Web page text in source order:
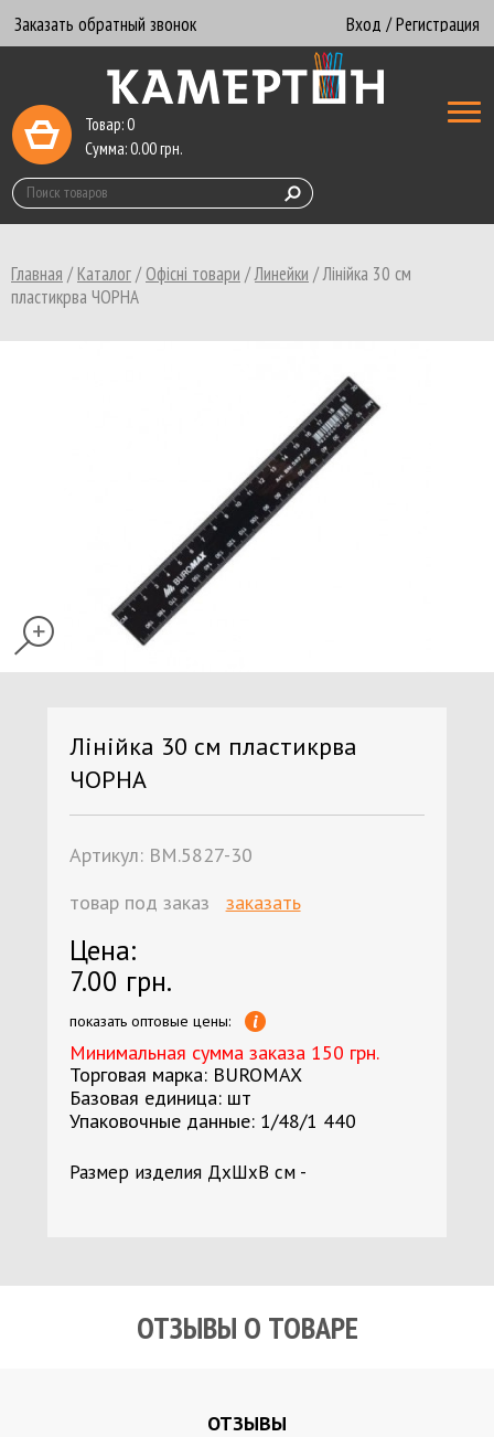
Заказать обратный звонок Вход / Регистрация
Товар:0
Сумма:0.00грн.
Главная /Каталог/Офісні товари /Линейки /Лінійка 30 см
пластикрва ЧОРНА
Лінійка 30 см пластикрва
ЧОРНА
Артикул:ВМ.5827-30
товар под заказ
заказать
Торговая марка: BUROMAX
Базовая единица: шт
Упаковочные данные: 1/48/1 440
Размер изделия ДхШхВ см -
Цена:
7.00 грн.
показать оптовые цены:
Минимальная сумма заказа 150 грн.
ОТЗЫВЫ О ТОВАРЕ
ОТЗЫВЫ